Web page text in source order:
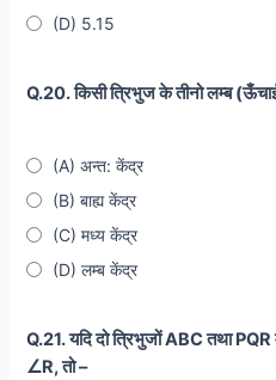
(D) 5.15
Q.20. किसी त्रिभुज के तीनो लम्ब
(A) अन्त: केंद्र
(B) बाह्य केंद्र
(C) मध्य केंद्र
(D) लम्ब केंद्र
Q.21. यदि दो त्रिभुजों ABC तथा
∠R, तो –